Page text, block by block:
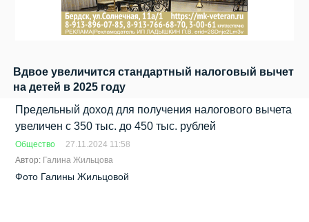
Вдвое увеличится стандартный налоговый вычет
на детей в 2025 году
Предельный доход для получения налогового вычета
увеличен с 350 тыс. до 450 тыс. рублей
Общество
27.11.2024 11:58
Автор: Галина Жильцова
Фото Галины Жильцовой